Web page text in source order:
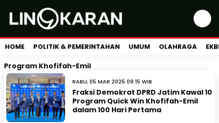
HOME POLITIK & PEMERINTAHAN UMUM OLAHRAGA
Program Khofifah-Emil
RABU, 05 MAR 2025 09:15 WIB
Fraksi Demokrat DPRD Jatim Kawal 10
Program Quick Win Khofifah-Emil
dalam 100 Hari Pertama